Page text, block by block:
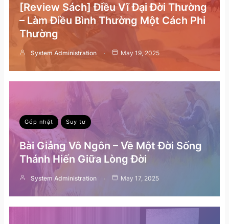
[Review Sách] Điều Vĩ Đại Đời Thường
– Làm Điều Bình Thường Một Cách Phi
Thường
System Administration May 19, 2025
Góp nhặt Suy tư
Bài Giảng Vô Ngôn – Về Một Đời Sống
Thánh Hiến Giữa Lòng Đời
System Administration May 17, 2025